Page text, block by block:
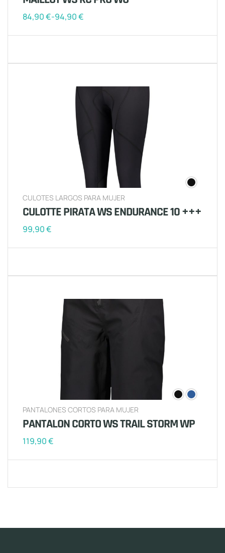
84,90€-94,90€
CULOTES LARGOS PARA MUJER
CULOTTE PIRATA WS ENDURANCE 10 +++
99,90€
PANTALONES CORTOS PARA MUJER
PANTALON CORTO WS TRAIL STORM WP
119,90€